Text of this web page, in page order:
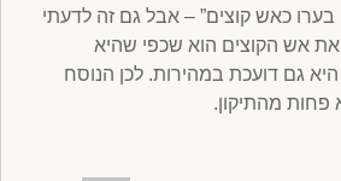
בערו כאש קוצים” – אבל גם זה לדעתי
את אש הקוצים הוא שכפי שהיא
גם דועכת במהירות. לכן הנוסח
פחות מהתיקון.